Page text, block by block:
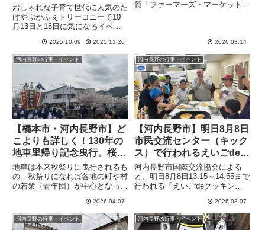
ュエリー、18日に親子でタ
ッチセラピーを開催（オリ
ジナル）
おしゃれな子育て世代に人気のた
けやぶかふぇトリーコニーで10
月13日と18日に気になるイベン
10月13日「耳つぼジュエリーと
カフェランチ」チタンボールのつ
いたシールを活用した耳つぼケア
アイテムとして人気の耳つ...
2025.10.09 2025.11.26
賀「ファーマーズ・マーケットお
10:00～14:00の予定で販売しま
す。販売物は予定なので変更にあ
る可能性があり、また売り切れた
場合はそこで終了です。
2026.03.14
河内長野の行事・イベント
【橋本市・河内長野市】ど
こよりも詳しく！130年の
地車里帰り記念曳行。桜が
満開の橋本東家に来た河内
長野松ケ丘地車。式典から
曳行まで追いかけてみまし
地車は本来秋祭りに曳行されるも
の。秋祭りになれば各地の町や村
の若衆（青年団）が中心となって
2026年は、桜の花が満開になる
タイミングでこの地車の曳行を見
ることができました。「PR」
2026.04.07
河内長野の行事・イベント
【河内長野市】明日8月8日
市民交流センター（キック
ス）で行われるえいごdeク
ッキングの参加者空きがあ
ります
河内長野市国際交流協会による
と、明日8月8日13:15～14:55まで
行われる「えいごdeクッキン
参加者を求めているそうです。ネ
イティブの先生とパンケーキを作
るというもので、対象は小学1年
2026.08.07
河内長野の行事・イベント 河内長野の行事・イベント